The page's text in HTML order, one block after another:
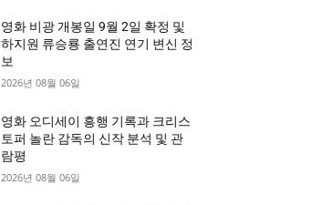
영화 비광 개봉일 9월 2일 확정 및
하지원 류승룡 출연진 연기 변신 정
보
2026년 08월 06일
영화 오디세이 흥행 기록과 크리스
토퍼 놀란 감독의 신작 분석 및 관
람평
2026년 08월 06일